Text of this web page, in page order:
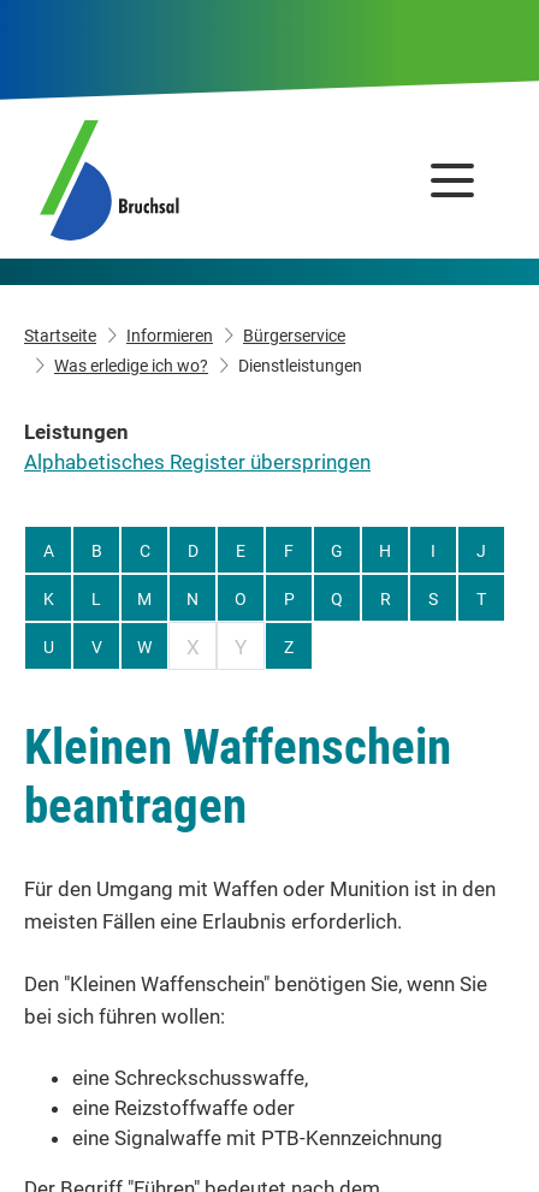
Startseite Informieren
Bürgerservice
Was erledige ich wo?
Dienstleistungen
Leistungen
Alphabetisches Register überspringen
A B C D E F G H I J
K L M N O P Q R S T
U V W X Y Z
Kleinen Waffenschein
beantragen
Für den Umgang mit Waffen oder Munition ist in den
meisten Fällen eine Erlaubnis erforderlich.
Den "Kleinen Waffenschein" benötigen Sie, wenn Sie
bei sich führen wollen:
eine Schreckschusswaffe,
eine Reizstoffwaffe oder
eine Signalwaffe mit PTB-Kennzeichnung